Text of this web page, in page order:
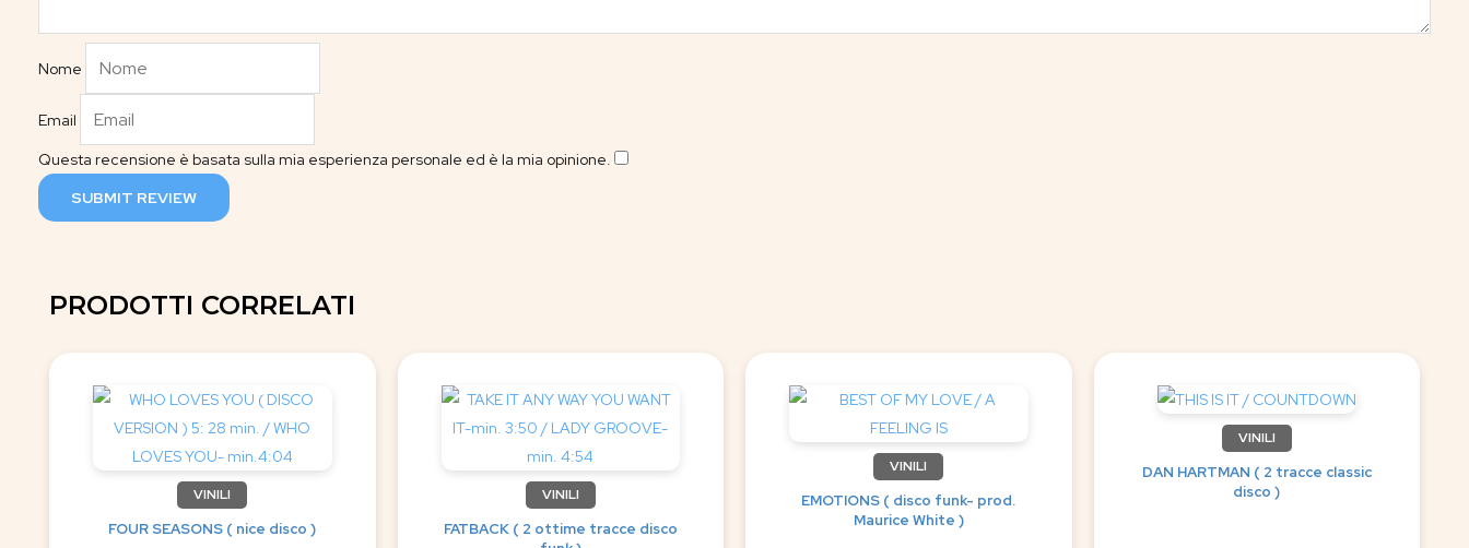
Nome
Email
Questa recensione è basata sulla mia esperienza personale ed è la mia opinione.
SUBMIT REVIEW
PRODOTTI CORRELATI
VINILI
FOUR SEASONS ( nice disco )
VINILI
FATBACK ( 2 ottime tracce disco
VINILI
EMOTIONS ( disco funk- prod.
Maurice White )
VINILI
DAN HARTMAN ( 2 tracce classic
disco )